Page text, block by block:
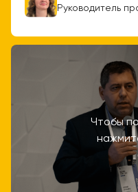
Руководитель
Чтобы